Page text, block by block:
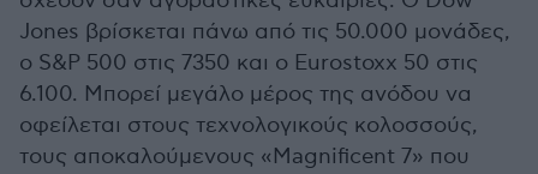
Jones βρίσκεται πάνω από τις 50.000 μονάδες,
ο S&P 500 στις 7350 και ο Εurostoxx 50 στις
6.100. Μπορεί μεγάλο μέρος της ανόδου να
οφείλεται στους τεχνολογικούς κολοσσούς,
τους αποκαλούμενους «Magnificent 7» που